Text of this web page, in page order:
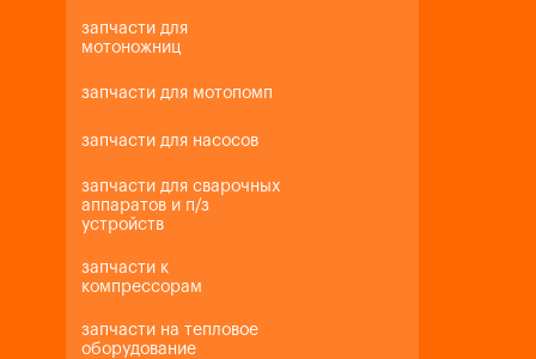
запчасти для
мотоножниц
запчасти для мотопомп
запчасти для насосов
запчасти для сварочных
аппаратов и п/з
устройств
запчасти к
компрессорам
запчасти на тепловое
оборудование